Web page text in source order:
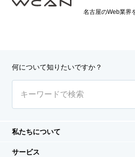
名古屋のWeb業界
何について知りたいですか？
私たちについて
サービス